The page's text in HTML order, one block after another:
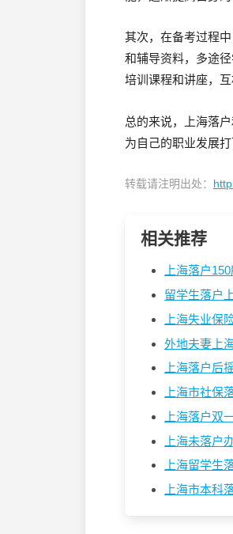
其次，在备考过程
和辅导资料，多途
培训课程和讲座，
总的来说，上海落
为自己的职业发展
转载请注明出处：
相关推荐
上海落户
留学生落户
上海失业保
外地夫妻上
上海落户后
上海市社保
上海落户双
上海未落户
上海留学生
上海市本科